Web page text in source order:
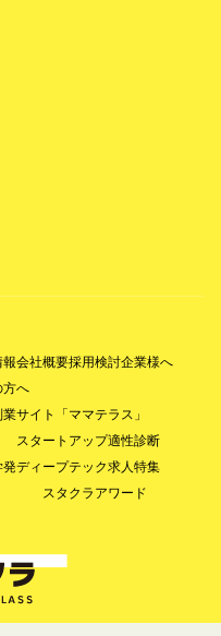
報会社概要採用検討企業様へ
方へ
サイト「ママテラス」
スタートアップ適性診断
発ディープテック求人特集
スタクラアワード